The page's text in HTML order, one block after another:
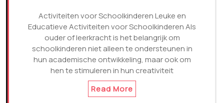
Activiteiten voor Schoolkinderen Leuke en
Educatieve Activiteiten voor Schoolkinderen Als
ouder of leerkracht is het belangrijk om
schoolkinderen niet alleen te ondersteunen in
hun academische ontwikkeling, maar ook om
hen te stimuleren in hun creativiteit
Read More